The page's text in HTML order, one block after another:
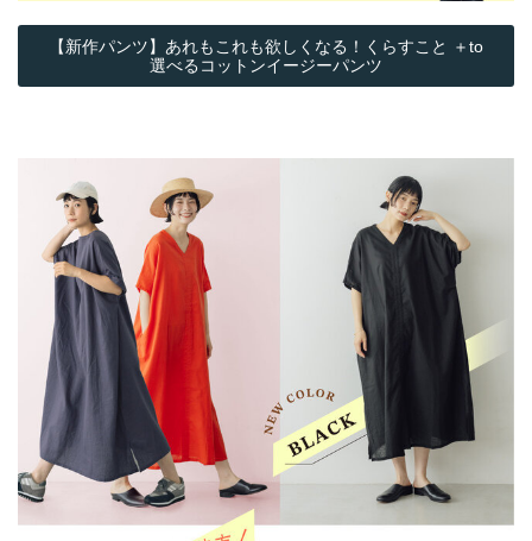
【新作パンツ】あれもこれも欲しくなる！くらすこと ＋to
選べるコットンイージーパンツ